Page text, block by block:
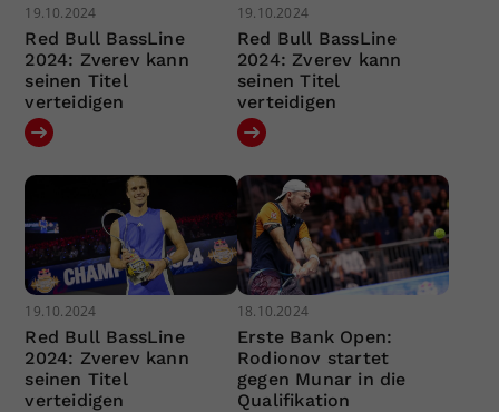
19.10.2024
Red Bull BassLine
2024: Zverev kann
seinen Titel
verteidigen
19.10.2024
Red Bull BassLine
2024: Zverev kann
seinen Titel
verteidigen
19.10.2024
Red Bull BassLine
2024: Zverev kann
seinen Titel
verteidigen
18.10.2024
Erste Bank Open:
Rodionov startet
gegen Munar in die
Qualifikation